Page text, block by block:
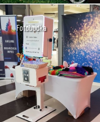
Fotobudka